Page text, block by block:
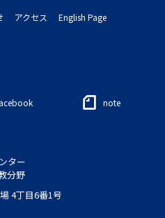
アクセス English Page
note
ター
分野
4丁目6番1号